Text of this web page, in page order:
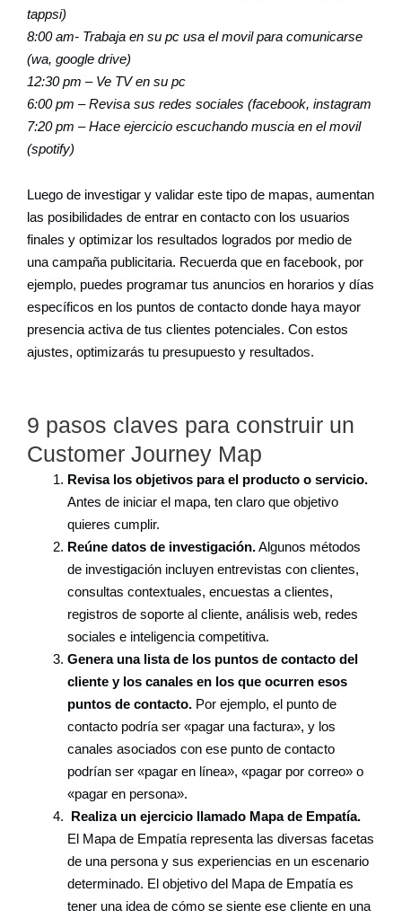
tappsi)
8:00 am- Trabaja en su pc usa el movil para comunicarse
(wa, google drive)
12:30 pm – Ve TV en su pc
6:00 pm – Revisa sus redes sociales (facebook, instagram
7:20 pm – Hace ejercicio escuchando muscia en el movil
(spotify)
Luego de investigar y validar este tipo de mapas, aumentan
las posibilidades de entrar en contacto con los usuarios
finales y optimizar los resultados logrados por medio de
una campaña publicitaria. Recuerda que en facebook, por
ejemplo, puedes programar tus anuncios en horarios y días
específicos en los puntos de contacto donde haya mayor
presencia activa de tus clientes potenciales. Con estos
ajustes, optimizarás tu presupuesto y resultados.
9 pasos claves para construir un
Customer Journey Map
Revisa los objetivos para el producto o servicio.
Antes de iniciar el mapa, ten claro que objetivo
quieres cumplir.
Reúne datos de investigación.Algunos métodos
de investigación incluyen entrevistas con clientes,
consultas contextuales, encuestas a clientes,
registros de soporte al cliente, análisis web, redes
sociales e inteligencia competitiva.
Genera una lista de los puntos de contacto del
cliente y los canales en los que ocurren esos
puntos de contacto. Por ejemplo, el punto de
contacto podría ser «pagar una factura», y los
canales asociados con ese punto de contacto
podrían ser «pagar en línea», «pagar por correo» o
«pagar en persona».
Realiza un ejercicio llamado Mapa de Empatía.
El Mapa de Empatía representa las diversas facetas
de una persona y sus experiencias en un escenario
determinado. El objetivo del Mapa de Empatía es
tener una idea de cómo se siente ese cliente en una